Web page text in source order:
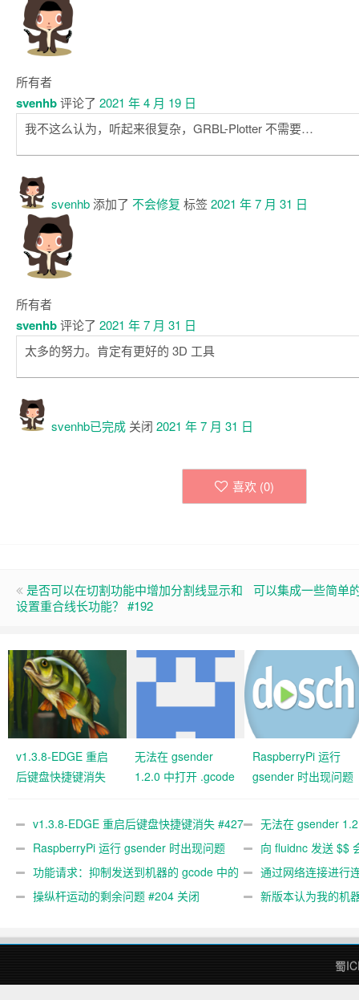
所有者
svenhb评论了 2021 年 4 月 19 日
我不这么认为，听起来很复杂，GRBL-Plotter 不需要…
svenhb添加了 不会修复 标签2021 年 7 月 31 日
所有者
svenhb评论了 2021 年 7 月 31 日
太多的努力。肯定有更好的 3D 工具
svenhb已完成 关闭 2021 年 7 月 31 日
喜欢 (0)
是否可以在切割功能中增加分割线显示和
设置重合线长功能？ #192
可以集成一些简单
v1.3.8-EDGE 重启
后键盘快捷键消失
无法在 gsender
1.2.0 中打开 .gcode
RaspberryPi 运行
gsender 时出现问题
v1.3.8-EDGE 重启后键盘快捷键消失 #427
关闭
无法在 gsender
#367
RaspberryPi 运行 gsender 时出现问题
#89
向 fluidnc 发送 $$
#473
功能请求：抑制发送到机器的 gcode 中的
gcode 注释。 #444 关闭
通过网络连接进行
操纵杆运动的剩余问题 #204 关闭
新版本认为我的机
蜀